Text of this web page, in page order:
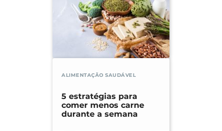
ALIMENTAÇÃO SAUDÁVEL
5 estratégias para
comer menos carne
durante a semana